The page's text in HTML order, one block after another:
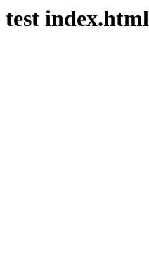
test index.html